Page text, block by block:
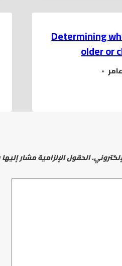
Determining
older or
الحقول الإلزامية مشار إليها